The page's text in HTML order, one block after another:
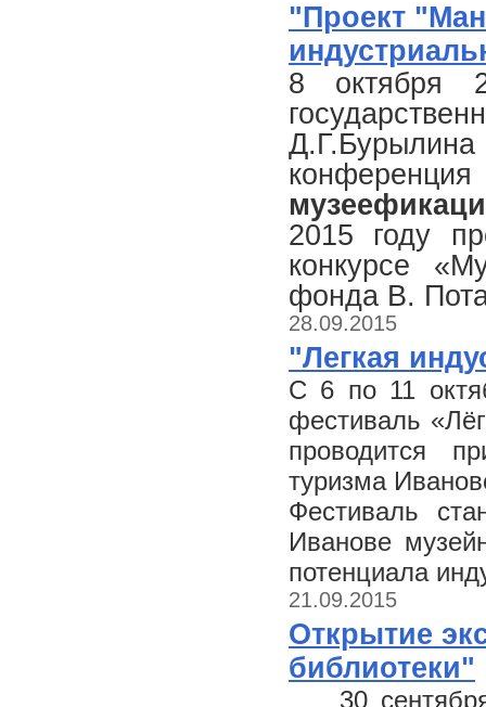
"Проект
8 октября
2015 году
конкурсе
фонда В.
28.09.2015
"Легкая
C 6 по 11
фестиваль
проводится
туризма
Фестиваль
Иванове
потенциала
21.09.2015
Открытие
библиотеки"
30